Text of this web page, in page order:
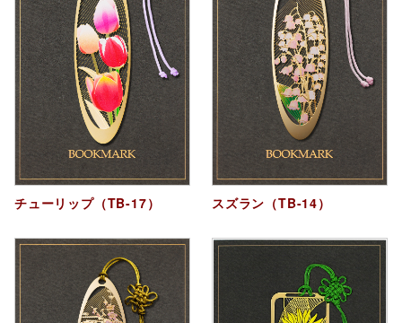
チューリップ（TB-17） スズラン（TB-14）